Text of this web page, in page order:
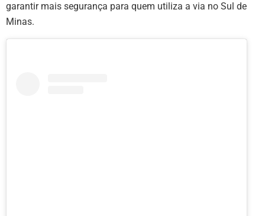
garantir mais segurança para quem utiliza a via no Sul de
Minas.